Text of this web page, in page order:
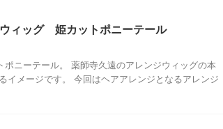
ィッグ 姫カットポニーテール
ニーテール。 薬師寺久遠のアレンジウィッグの本
イメージです。 今回はヘアアレンジとなるアレンジ